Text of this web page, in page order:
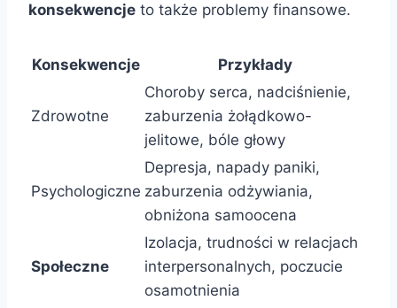
konsekwencje to także problemy finansowe.
Konsekwencje Przykłady
Zdrowotne
Choroby serca, nadciśnienie,
zaburzenia żołądkowo-
jelitowe, bóle głowy
Psychologiczne
Depresja, napady paniki,
zaburzenia odżywiania,
obniżona samoocena
Społeczne
Izolacja, trudności w relacjach
interpersonalnych, poczucie
osamotnienia